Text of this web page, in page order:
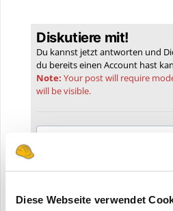
Diese Webseite verwendet
Diskutiere mit!
Du kannst jetzt antworten und
du bereits einen Account hast
Note: Your post will require
will be visible.
Deine Meinung ist